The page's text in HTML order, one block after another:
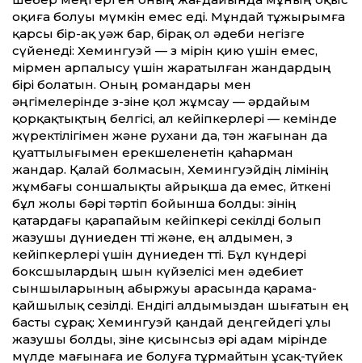
оқиға болуы мүмкін емес еді. Мұндай тұжырымға
қарсы бір-ақ уәж бар, бірақ ол әдеби негізге
сүйенеді: Хемингуэй — өз өмірін қию үшін емес,
өмірмен арпалысу үшін жаратылған жандардың
бірі болатын. Оның романдары мен
әңгімелерінде өз-өзіне қол жұмсау — әрдайым
қорқақтықтың белгісі, ал кейіпкерлері — кемінде
жүректілігімен және рухани да, тән жағынан да
қуат­тылығымен ерекшеленетін қаһарман
жандар. Қалай болмасын, Хемингуэйдің өлімінің
жұмбағы соншалықты айрықша да емес, өйткені
бұл жолы бәрі тәртіп бойынша болды: өзінің
қатардағы қарапайым кейіпкері секілді болып
жазушы дүниеден өт­ті және, ең алдымен, өз
кейіпкерлері үшін дүниеден өт­ті. Бұл күндері
боксшылардың шын күйзелісі мен әдебиет
сыншыларының абыржуы арасында қарама-
қайшылық сезілді. Ендігі алдымыздан шығатын ең
басты сұрақ: Хемингуэй қандай деңгейдегі ұлы
жазушы болды, өзіне қисынсыз әрі адам өмірінде
мүлде мағынаға ие болуға тұрмайтын ұсақ-түйек